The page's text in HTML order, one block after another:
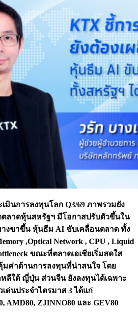
เมินการลงทุนโลก Q3/69 ภาพรวมยัง
ลาดหุ้นสหรัฐฯ มีโอกาสปรับตัวขึ้นใน
งขาขึ้น หุ้นธีม AI ขับเคลื่อนตลาด ทั้ง
,Optical Network , CPU , Liquid
ขณะที่ตลาดเอเชียเริ่มสดใส
มค่าด้านการลงทุนที่น่าสนใจ โดย
หลีใต้ ญี่ปุ่น ส่วนจีน ยังลงทุนได้เฉพาะ
ด่นประจำไตรมาส 3 ได้แก่
AMD80, ZJINNO80 และ GEV80